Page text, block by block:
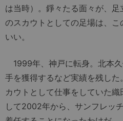
は当時）。錚々たる面々が、
のスカウトとしての足場は、
いい。
1999年、神戸に転身。北本
手を獲得するなど実績を残し
カウトとして仕事をしていた
して2002年から、サンフレッ